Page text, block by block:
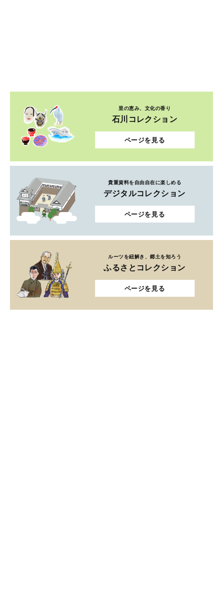
里の恵み、文化の香り
石川コレクション
ページを見る
貴重資料を自由自在に楽しめる
デジタルコレクション
ページを見る
ルーツを紐解き、郷土を知ろう
ふるさとコレクション
ページを見る